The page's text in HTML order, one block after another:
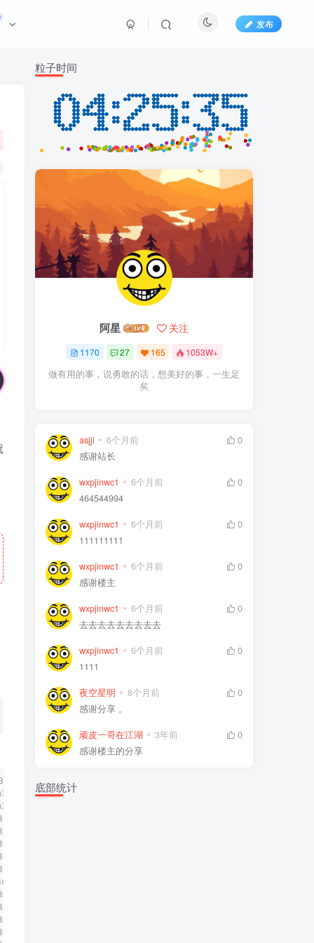
发布
粒子时间
阿星 关注
1170 27 165 1053W+
做有用的事，说勇敢的话，想美好的事，一生足
矣
asjji 6个月前
0
感谢站长
wxpjinwc1 6个月前
0
464544994
wxpjinwc1 6个月前
0
111111111
wxpjinwc1 6个月前
0
感谢楼主
wxpjinwc1 6个月前
0
去去去去去去去去去
wxpjinwc1 6个月前
0
1111
夜空星明 8个月前
0
感谢分享 。
顽皮一哥在江湖 3年前
0
感谢楼主的分享
底部统计